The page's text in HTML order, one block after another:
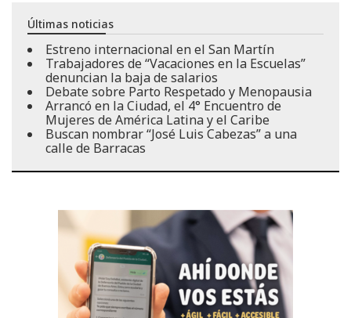
Últimas noticias
Estreno internacional en el San Martín
Trabajadores de “Vacaciones en la Escuelas”
denuncian la baja de salarios
Debate sobre Parto Respetado y Menopausia
Arrancó en la Ciudad, el 4° Encuentro de
Mujeres de América Latina y el Caribe
Buscan nombrar “José Luis Cabezas” a una
calle de Barracas